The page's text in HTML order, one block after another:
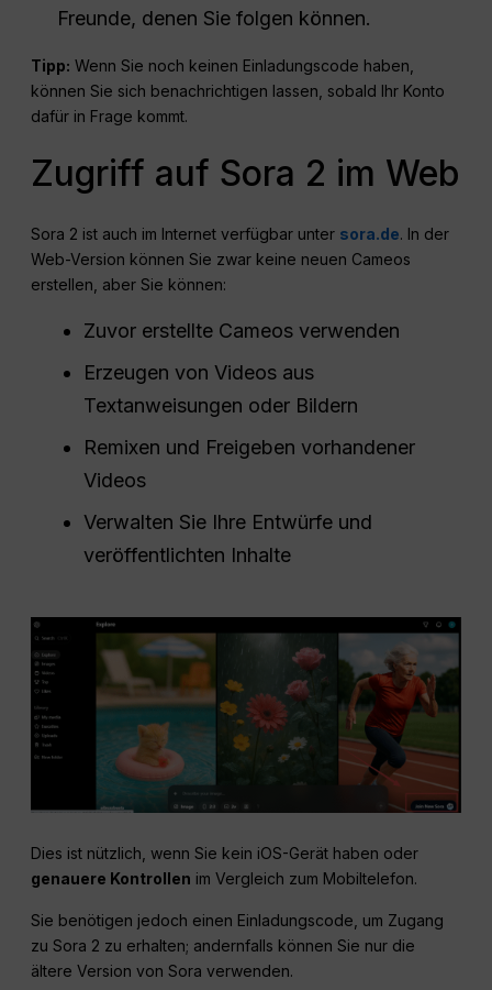
Freunde, denen Sie folgen können.
Tipp: Wenn Sie noch keinen Einladungscode haben,
können Sie sich benachrichtigen lassen, sobald Ihr Konto
dafür in Frage kommt.
Zugriff auf Sora 2 im Web
Sora 2 ist auch im Internet verfügbar unter sora.de. In der
Web-Version können Sie zwar keine neuen Cameos
erstellen, aber Sie können:
Zuvor erstellte Cameos verwenden
Erzeugen von Videos aus
Textanweisungen oder Bildern
Remixen und Freigeben vorhandener
Videos
Verwalten Sie Ihre Entwürfe und
veröffentlichten Inhalte
Dies ist nützlich, wenn Sie kein iOS-Gerät haben oder
genauere Kontrollen im Vergleich zum Mobiltelefon.
Sie benötigen jedoch einen Einladungscode, um Zugang
zu Sora 2 zu erhalten; andernfalls können Sie nur die
ältere Version von Sora verwenden.